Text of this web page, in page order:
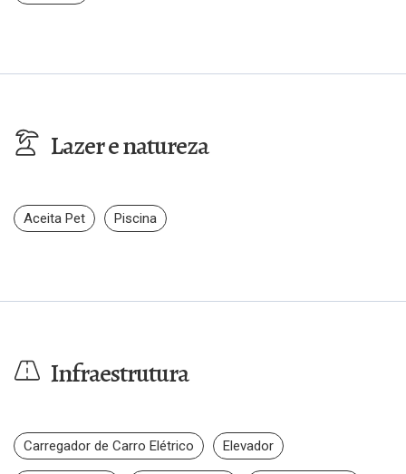
Lazer e natureza
Aceita Pet Piscina
Infraestrutura
Carregador de Carro Elétrico Elevador